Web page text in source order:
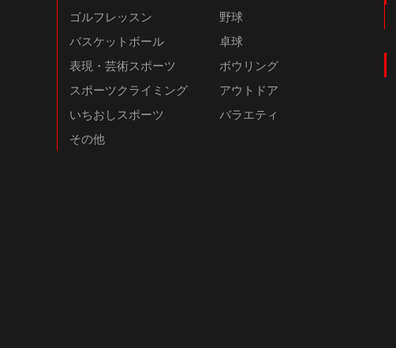
ゴルフレッスン
野球
バスケットボール
卓球
表現・芸術スポーツ
ボウリング
スポーツクライミング
アウトドア
いちおしスポーツ
バラエティ
その他